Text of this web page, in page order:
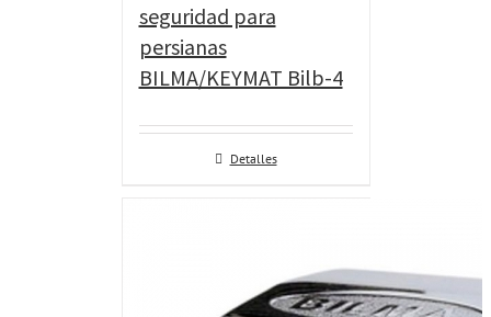
seguridad para
persianas
BILMA/KEYMAT Bilb-4
Detalles